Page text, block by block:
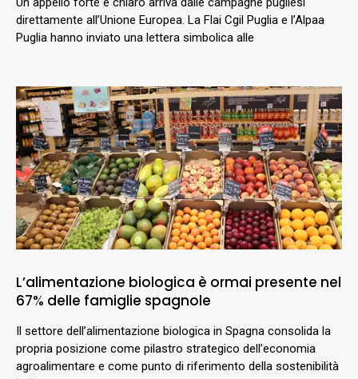
direttamente all’Unione Europea. La Flai Cgil Puglia e l’Alpaa
Puglia hanno inviato una lettera simbolica alle
L’alimentazione biologica è ormai presente nel
67% delle famiglie spagnole
Il settore dell’alimentazione biologica in Spagna consolida la
propria posizione come pilastro strategico dell’economia
agroalimentare e come punto di riferimento della sostenibilità